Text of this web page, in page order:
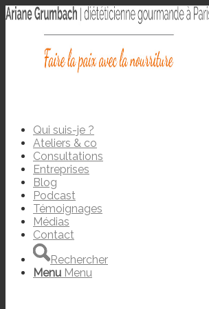
Qui suis-je ?
Ateliers & co
Consultations
Entreprises
Blog
Podcast
Témoignages
Médias
Contact
Rechercher
Menu Menu